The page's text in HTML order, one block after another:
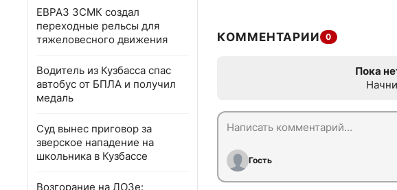
ЕВРАЗ ЗСМК создал
переходные рельсы для
тяжеловесного движения
Водитель из Кузбасса спас
автобус от БПЛА и получил
медаль
Суд вынес приговор за
зверское нападение на
школьника в Кузбассе
Возгорание на ДОЗе:
КОММЕНТАРИИ 0
Пока
Гость